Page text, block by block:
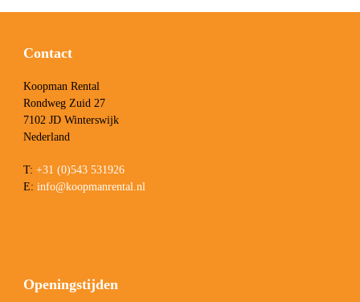
Contact
Koopman Rental
Rondweg Zuid 27
7102 JD Winterswijk
Nederland
T: +31 (0)543 531926
E: info@koopmanrental.nl
Openingstijden